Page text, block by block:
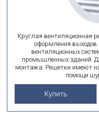
Круглая вентиляционная
оформления
вентиляционных
промышленных зданий.
монтажа. Решетки имеют
помощи
Купить